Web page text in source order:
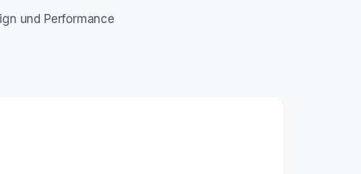
und Performance